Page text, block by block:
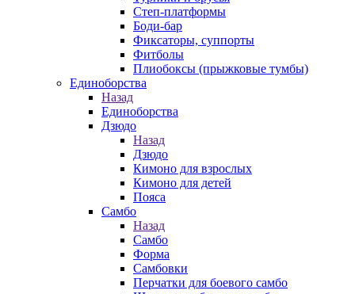
Степ-платформы
Боди-бар
Фиксаторы, суппорты
Фитболы
Плиобоксы (прыжковые тумбы)
Единоборства
Назад
Единоборства
Дзюдо
Назад
Дзюдо
Кимоно для взрослых
Кимоно для детей
Пояса
Самбо
Назад
Самбо
Форма
Самбовки
Перчатки для боевого самбо